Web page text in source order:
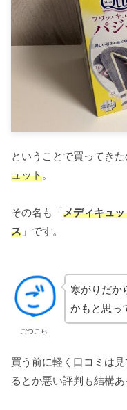
ということで買ってきた
ュット。
その名も「メディキュ
ス 」です。
ごつこら
寒がりだか
かもと思っ
買う前に軽く口コミは
るとか悪い評判も結構あ